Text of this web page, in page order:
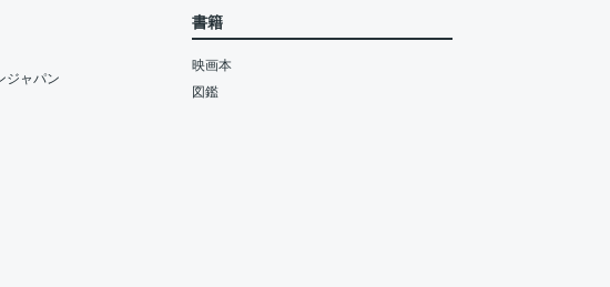
ジャパン
書籍
映画本
図鑑